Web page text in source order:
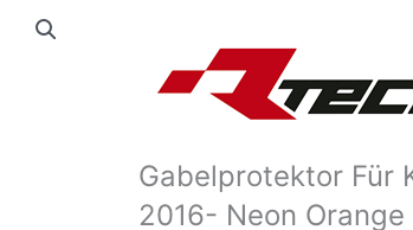
Gabelprotektor Für
2016- Neon Orange
Preis
war:
KTM
EXC
2016-